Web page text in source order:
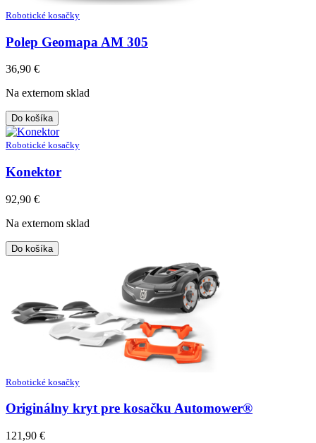
Robotické kosačky
Polep Geomapa AM 305
36,90 €
Na externom sklad
Do košíka
Robotické kosačky
Konektor
92,90 €
Na externom sklad
Do košíka
Robotické kosačky
Originálny kryt pre kosačku Automower®
121,90 €